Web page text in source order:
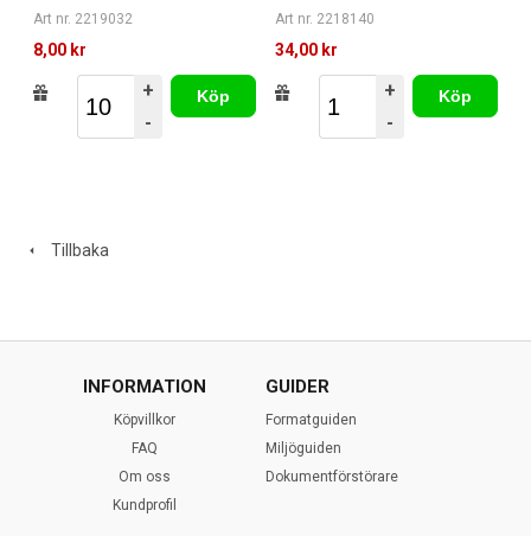
Art nr. 2219032
8,00 kr
+
-
Köp
Art nr. 2218140
34,00 kr
+
-
Köp
Tillbaka
INFORMATION
Köpvillkor
FAQ
Om oss
Kundprofil
GUIDER
Formatguiden
Miljöguiden
Dokumentförstörare